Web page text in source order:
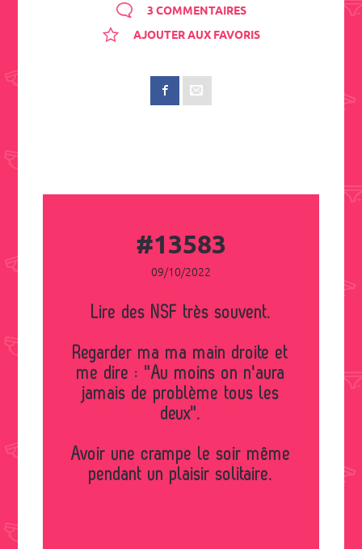
3 COMMENTAIRES
AJOUTER AUX FAVORIS
#13583
09/10/2022
Lire des NSF très souvent.
Regarder ma ma main droite et
me dire : "Au moins on n'aura
jamais de problème tous les
deux".
Avoir une crampe le soir même
pendant un plaisir solitaire.